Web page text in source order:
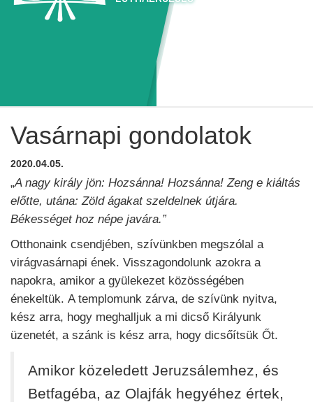
Vasárnapi gondolatok
2020.04.05.
„A nagy király jön: Hozsánna! Hozsánna! Zeng e kiáltás
előtte, utána: Zöld ágakat szeldelnek útjára.
Békességet hoz népe javára.”
Otthonaink csendjében, szívünkben megszólal a
virágvasárnapi ének. Visszagondolunk azokra a
napokra, amikor a gyülekezet közösségében
énekeltük. A templomunk zárva, de szívünk nyitva,
kész arra, hogy meghalljuk a mi dicső Királyunk
üzenetét, a szánk is kész arra, hogy dicsőítsük Őt.
Amikor közeledett Jeruzsálemhez, és
Betfagéba, az Olajfák hegyéhez értek,